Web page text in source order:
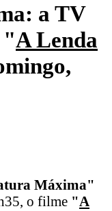
a TV
"A Lenda
Máxima"
o filme "A